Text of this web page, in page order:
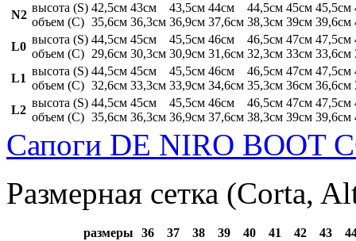
N2
высота (S)
объем (C)
42,5см
35,6см
43см
36,3см
43,5см
36,9см
44см
37,6см
44,5см
38,3см
45см
39см
45,5см
39,6см
L0
высота (S)
объем (C)
44,5см
29,6см
45см
30,3см
45,5см
30,9см
46см
31,6см
46,5см
32,3см
47см
33см
47,5см
33,6см
L1
высота (S)
объем (C)
44,5см
32,6см
45см
33,3см
45,5см
33,9см
46см
34,6см
46,5см
35,3см
47см
36см
47,5см
36,6см
L2
высота (S)
объем (C)
44,5см
35,6см
45см
36,3см
45,5см
36,9см
46см
37,6см
46,5см
38,3см
47см
39см
47,5см
39,6см
Сапоги DE NIRO BOOT
Размерная сетка (Corta,
размеры 36 37 38 39 40 41 42 43